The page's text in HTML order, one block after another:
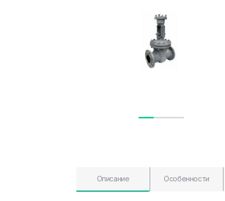
Описание Особенности